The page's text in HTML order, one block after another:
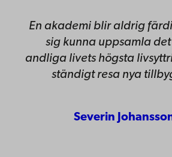
En akademi blir aldrig
sig kunna uppsamla
andliga livets högsta
ständigt resa nya
Severin